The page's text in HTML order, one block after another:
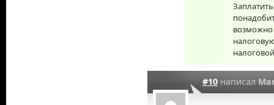
возможно
#10написал